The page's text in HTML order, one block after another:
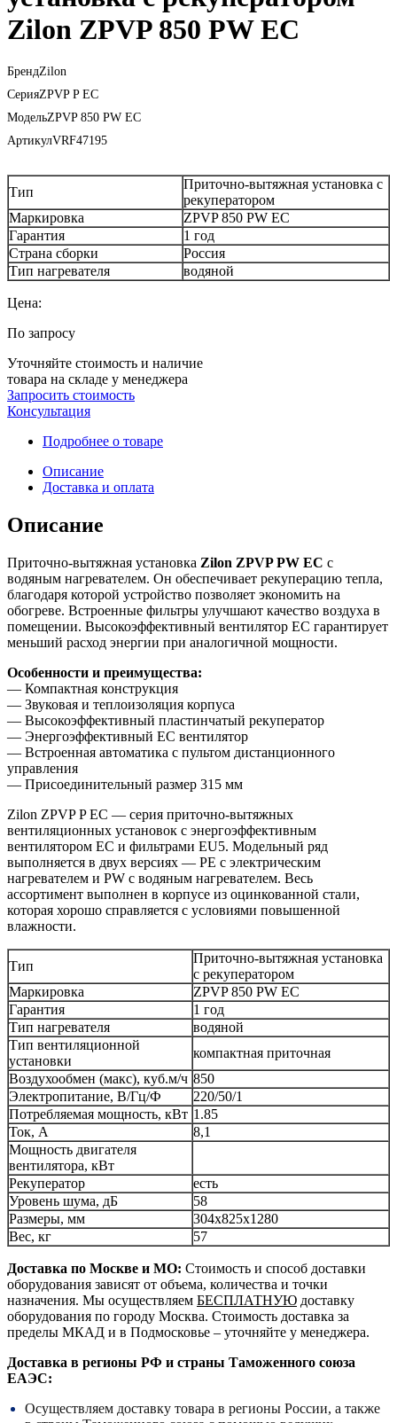
Zilon ZPVP 850 PW EC
БрендZilon
СерияZPVP P EC
МодельZPVP 850 PW EC
АртикулVRF47195
Тип
Приточно-вытяжная установка с
рекуператором
Маркировка
ZPVP 850 PW EC
Гарантия
1 год
Страна сборки
Россия
Тип нагревателя
водяной
Цена:
По запросу
Уточняйте стоимость и наличие
товара на складе у менеджера
Запросить стоимость
Консультация
Подробнее о товаре
Описание
Доставка и оплата
Описание
Приточно-вытяжная установка Zilon ZPVP PW EC с
водяным нагревателем. Он обеспечивает рекуперацию тепла,
благодаря которой устройство позволяет экономить на
обогреве. Встроенные фильтры улучшают качество воздуха в
помещении. Высокоэффективный вентилятор EC гарантирует
меньший расход энергии при аналогичной мощности.
Особенности и преимущества:
— Компактная конструкция
— Звуковая и теплоизоляция корпуса
— Высокоэффективный пластинчатый рекуператор
— Энергоэффективный EC вентилятор
— Встроенная автоматика с пультом дистанционного
управления
— Присоединительный размер 315 мм
Zilon ZPVP P EC — серия приточно-вытяжных
вентиляционных установок с энергоэффективным
вентилятором ЕС и фильтрами EU5. Модельный ряд
выполняется в двух версиях — PE с электрическим
нагревателем и PW с водяным нагревателем. Весь
ассортимент выполнен в корпусе из оцинкованной стали,
которая хорошо справляется с условиями повышенной
влажности.
Тип
Приточно-вытяжная установка
с рекуператором
Маркировка
ZPVP 850 PW EC
Гарантия
1 год
Тип нагревателя
водяной
Тип вентиляционной
установки
компактная приточная
Воздухообмен (макс), куб.м/ч 850
Электропитание, В/Гц/Ф
220/50/1
Потребляемая мощность, кВт 1.85
Ток, А
8,1
Мощность двигателя
вентилятора, кВт
Рекуператор
есть
Уровень шума, дБ
58
Размеры, мм
304x825x1280
Вес, кг
57
Доставка по Москве и МО: Стоимость и способ доставки
оборудования зависят от объема, количества и точки
назначения. Мы осуществляем БЕСПЛАТНУЮ доставку
оборудования по городу Москва. Стоимость доставка за
пределы МКАД и в Подмосковье – уточняйте у менеджера.
Доставка в регионы РФ и страны Таможенного союза
ЕАЭС:
Осуществляем доставку товара в регионы России, а также